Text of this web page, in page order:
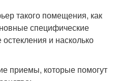
такого помещения, как
специфические
и насколько
приемы, которые помогут